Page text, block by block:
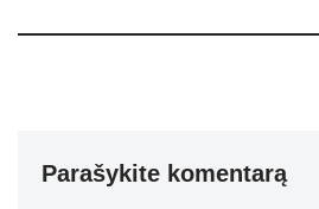
Parašykite komentarą